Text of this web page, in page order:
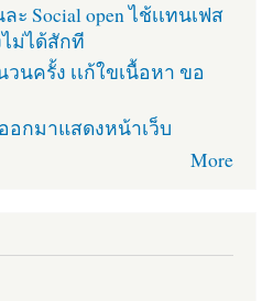
Social open ไช้เเทนเฟส
ม่ได้สักที
นครั้ง เเก้ใขเนื้อหา ขอ
อกมาแสดงหน้าเว็บ
More